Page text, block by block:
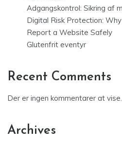
Adgangskontrol: Sikring af
Digital Risk Protection:
Report a Website Safely
Glutenfrit eventyr
Recent Comments
Der er ingen kommentarer at vise.
Archives